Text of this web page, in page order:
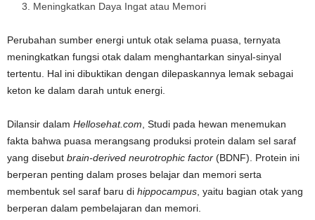
Meningkatkan Daya Ingat atau Memori
Perubahan sumber energi untuk otak selama puasa, ternyata
meningkatkan fungsi otak dalam menghantarkan sinyal-sinyal
tertentu. Hal ini dibuktikan dengan dilepaskannya lemak sebagai
keton ke dalam darah untuk energi.
Dilansir dalam Hellosehat.com , Studi pada hewan menemukan
fakta bahwa puasa merangsang produksi protein dalam sel saraf
yang disebut brain-derived neurotrophic factor (BDNF). Protein ini
berperan penting dalam proses belajar dan memori serta
membentuk sel saraf baru di hippocampus , yaitu bagian otak yang
berperan dalam pembelajaran dan memori.